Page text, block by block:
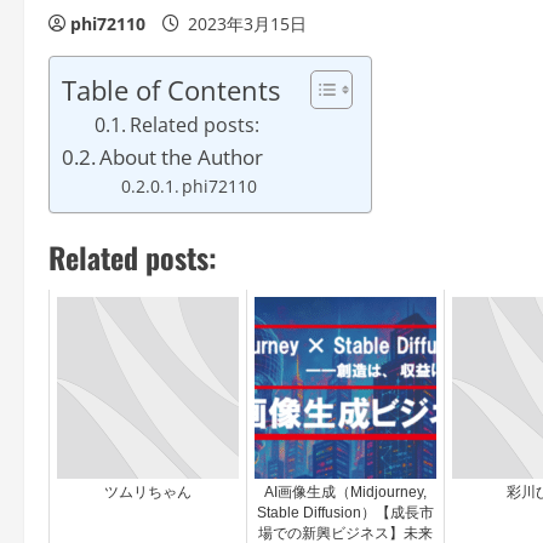
phi72110 2023年3月15日
Table of Contents
Related posts:
About the Author
phi72110
Related posts:
ツムリちゃん
AI画像生成（Midjourney,
Stable Diffusion）【成長市
場での新興ビジネス】未来
彩川